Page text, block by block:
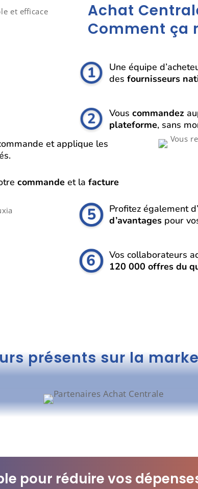
Achat
Comment ça
Une équipe
desfournisseurs
Vouscommandez
plateforme, sans
et applique les
commande et la facture
Profitez également
d’avantages pour
Vos collaborateurs
120 000 offres du
présents sur la
pour réduire vos